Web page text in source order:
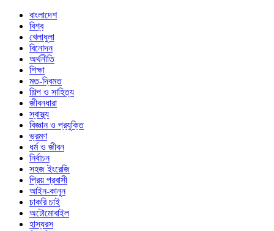
বাংলাদেশ
বিশ্ব
খেলাধুলা
বিনোদন
অর্থনীতি
শিক্ষা
মত-দ্বিমত
শিল্প ও সাহিত্য
জীবনধারা
স্বাস্থ্য
বিজ্ঞান ও প্রযুক্তি
ভ্রমণ
ধর্ম ও জীবন
নির্বাচন
সহজ ইংরেজি
প্রিয় প্রবাসী
আইন-কানুন
চাকরি চাই
অটোমোবাইল
হাস্যরস